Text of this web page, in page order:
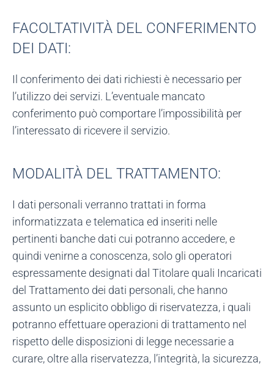
FACOLTATIVITÀ DEL CONFERIMENTO
DEI DATI:
Il conferimento dei dati richiesti è necessario per
l’utilizzo dei servizi. L’eventuale mancato
conferimento può comportare l’impossibilità per
l’interessato di ricevere il servizio.
MODALITÀ DEL TRATTAMENTO:
I dati personali verranno trattati in forma
informatizzata e telematica ed inseriti nelle
pertinenti banche dati cui potranno accedere, e
quindi venirne a conoscenza, solo gli operatori
espressamente designati dal Titolare quali Incaricati
del Trattamento dei dati personali, che hanno
assunto un esplicito obbligo di riservatezza, i quali
potranno effettuare operazioni di trattamento nel
rispetto delle disposizioni di legge necessarie a
curare, oltre alla riservatezza, l’integrità, la sicurezza,